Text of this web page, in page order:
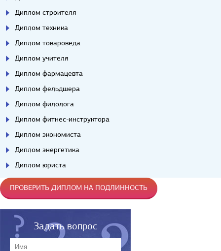
Диплом строителя
Диплом техника
Диплом товароведа
Диплом учителя
Диплом фармацевта
Диплом фельдшера
Диплом филолога
Диплом фитнес-инструктора
Диплом экономиста
Диплом энергетика
Диплом юриста
ПРОВЕРИТЬ ДИПЛОМ НА ПОДЛИННОСТЬ
Задать вопрос